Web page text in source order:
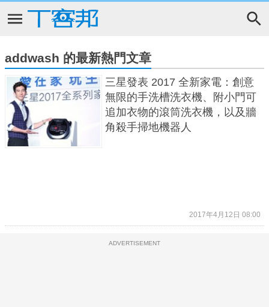
addwash 的最新熱門文章
三星發表 2017 全新家電：創意
無限的手洗槽洗衣機、附小門可
追加衣物的滾筒洗衣機，以及牆
角殺手掃地機器人
2017年4月12日 08:00
ADVERTISEMENT